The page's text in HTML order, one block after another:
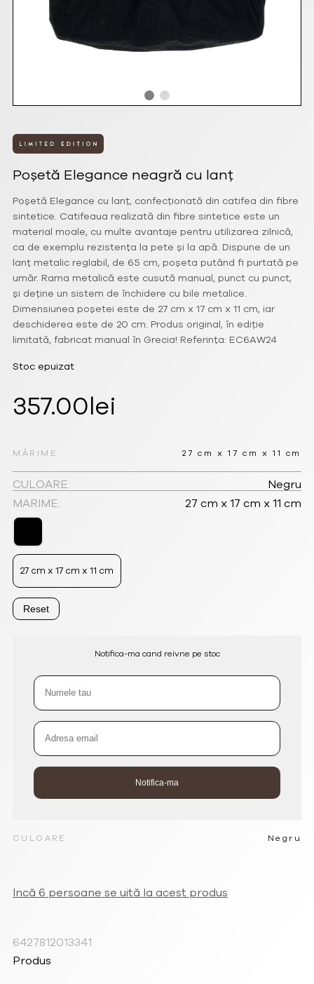
Poșetă Elegance neagră cu lanț
Poșetă Elegance cu lanț, confecționată din catifea din fibre
sintetice. Catifeaua realizată din fibre sintetice este un
material moale, cu multe avantaje pentru utilizarea zilnică,
ca de exemplu rezistența la pete și la apă. Dispune de un
lanț metalic reglabil, de 65 cm, poșeta putând fi purtată pe
umăr. Rama metalică este cusută manual, punct cu punct,
și deține un sistem de închidere cu bile metalice.
Dimensiunea poșetei este de 27 cm x 17 cm x 11 cm, iar
deschiderea este de 20 cm. Produs original, în ediție
limitată, fabricat manual în Grecia! Referința: EC6AW24
357.00lei
CULOARE Negru
MĂRIME 27 cm x 17 cm x 11 cm
CULOARE:
Negru
MARIME:
27 cm x 17 cm x 11 cm
27 cm x 17 cm x 11 cm
Reset
Stoc epuizat
Notifica-ma cand reivne pe stoc
Incă 6 persoane se uită la acest produs
6427812013341
Produs